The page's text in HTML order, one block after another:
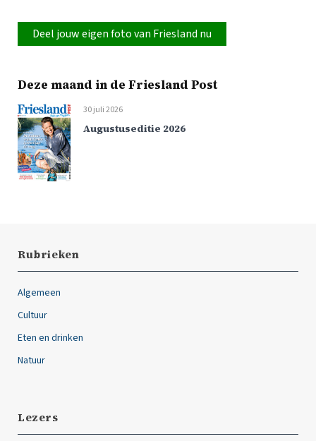
Deel jouw eigen foto van Friesland nu
Deze maand in de Friesland Post
30 juli 2026
Augustuseditie 2026
Rubrieken
Algemeen
Cultuur
Eten en drinken
Natuur
Lezers